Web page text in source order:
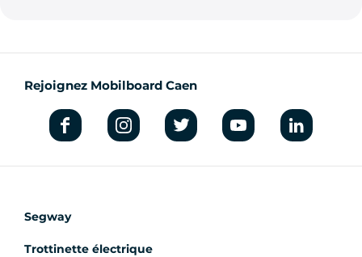
Rejoignez Mobilboard Caen
Segway
Trottinette électrique